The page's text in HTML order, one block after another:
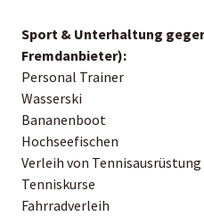
Sport & Unterhaltung
Fremdanbieter):
Personal Trainer
Wasserski
Bananenboot
Hochseefischen
Verleih von Tennisausrüstung
Tenniskurse
Fahrradverleih